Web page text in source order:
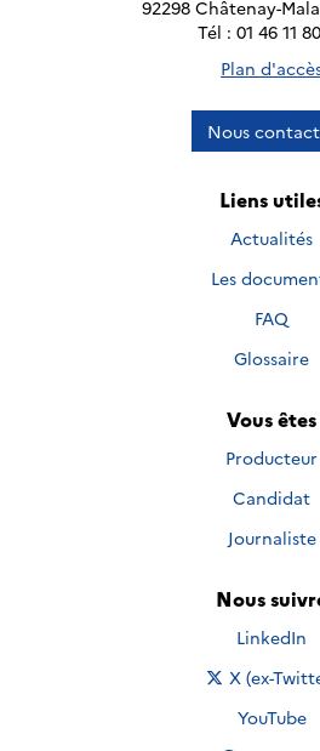
92298 Châtenay-
Tél : 01 46 11
Plan
Nous
Liens
Actualités
Les
FAQ
Glossaire
Vous êtes
Producteur
Candidat
Journaliste
Nous
Nous
LinkedIn
Nous suivre
X (ex-
Nous
YouTube